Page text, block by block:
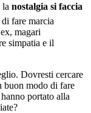
la nostalgia si faccia
fare marcia
magari
simpatia e il
Dovresti cercare
buon modo di fare
portato alla